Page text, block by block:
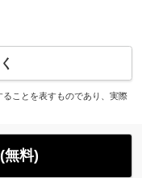
ことを表すものであり、実際
無料)